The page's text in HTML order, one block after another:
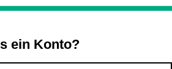
ein Konto?